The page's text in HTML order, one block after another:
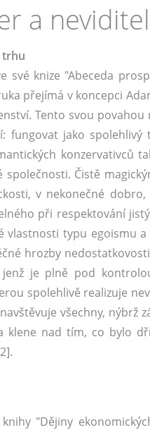
a
trhu
své knize "Abeceda
přejímá v koncepci
Tento svou
fungovat jako
konzervativců
Čistě
v nekonečné
při respektování
vlastnosti typu egoismu
hrozby
je plně pod
spolehlivě realizuje
všechny,
klene nad tím, co bylo
"Dějiny